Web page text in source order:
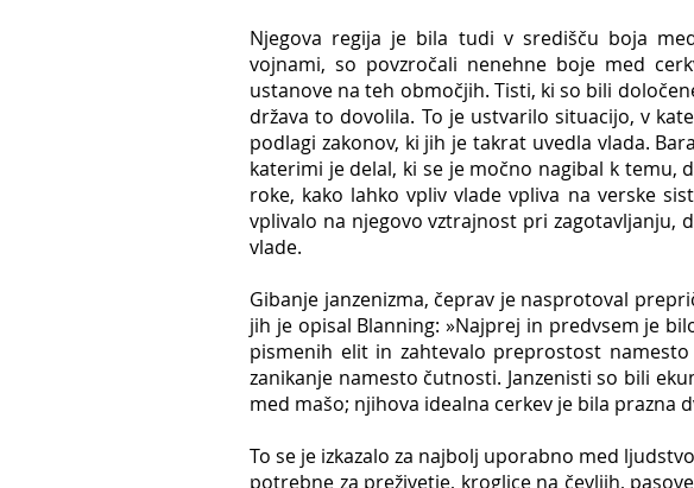
Njegova regija je bila tudi v središču boja
vojnami, so povzročali nenehne boje med
ustanove na teh območjih. Tisti, ki so bili
država to dovolila. To je ustvarilo situacijo, v
podlagi zakonov, ki jih je takrat uvedla vlada.
katerimi je delal, ki se je močno nagibal k temu,
roke, kako lahko vpliv vlade vpliva na verske
vplivalo na njegovo vztrajnost pri zagotavljanju,
vlade.
Gibanje janzenizma, čeprav je nasprotoval
jih je opisal Blanning: »Najprej in predvsem je
pismenih elit in zahtevalo preprostost
zanikanje namesto čutnosti. Janzenisti so bili
med mašo; njihova idealna cerkev je bila prazna
To se je izkazalo za najbolj uporabno med
potrebne za preživetje, kroglice na čevljih,